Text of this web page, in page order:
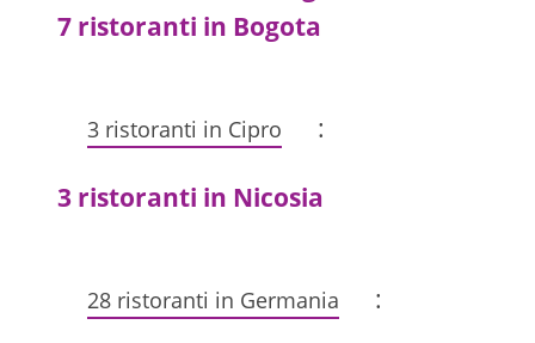
7 ristoranti in Bogota
3 ristoranti in Cipro :
3 ristoranti in Nicosia
28 ristoranti in Germania :